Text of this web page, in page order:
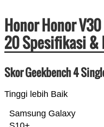
Honor Honor
20 Spesifikasi &
Skor Geekbench 4
Tinggi lebih Baik
Samsung Galaxy